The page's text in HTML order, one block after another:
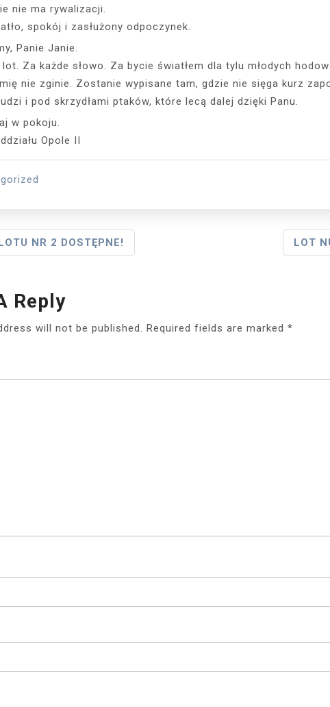
nie ma rywalizacji.
spokój i zasłużony odpoczynek.
Panie Janie.
lot. Za każde słowo. Za bycie światłem dla tylu młodych
nie zginie. Zostanie wypisane tam, gdzie nie sięga kurz
i pod skrzydłami ptaków, które lecą dalej dzięki Panu.
w pokoju.
Opole II
NR 2 DOSTĘPNE! LOT
Reply
will not be published. Required fields are marked *